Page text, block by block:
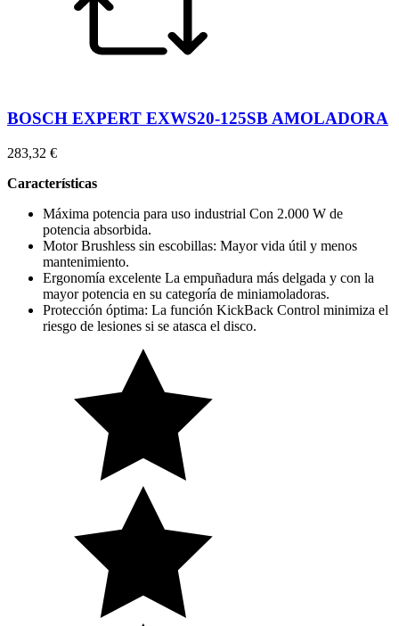
BOSCH EXPERT EXWS20-125SB AMOLADORA
283,32 €
Características
Máxima potencia para uso industrial Con 2.000 W de
potencia absorbida.
Motor Brushless sin escobillas: Mayor vida útil y menos
mantenimiento.
Ergonomía excelente La empuñadura más delgada y con la
mayor potencia en su categoría de miniamoladoras.
Protección óptima: La función KickBack Control minimiza el
riesgo de lesiones si se atasca el disco.